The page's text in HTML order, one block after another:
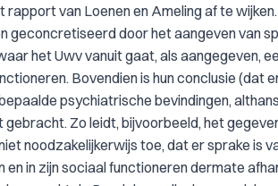
rapport van Loenen en Ameling af te
geconcretiseerd door het aangeven van
het Uwv vanuit gaat, als aangegeven,
Bovendien is hun conclusie (dat
psychiatrische bevindingen,
Zo leidt, bijvoorbeeld, het
noodzakelijkerwijs toe, dat er sprake is
in zijn sociaal functioneren dermate